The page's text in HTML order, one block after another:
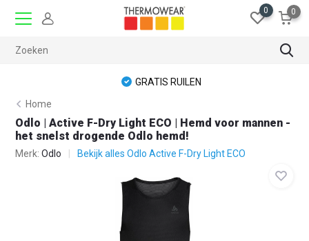
0 0
GRATIS RUILEN
Home
Odlo | Active F-Dry Light ECO | Hemd voor mannen -
het snelst drogende Odlo hemd!
Merk:Odlo Bekijk alles Odlo Active F-Dry Light ECO